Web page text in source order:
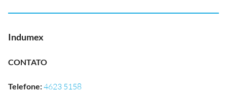
Indumex
CONTATO
Telefone:4623 5158